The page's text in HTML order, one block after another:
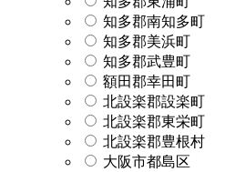
知多郡南知多町
知多郡美浜町
知多郡武豊町
額田郡幸田町
北設楽郡設楽町
北設楽郡東栄町
北設楽郡豊根村
大阪市都島区